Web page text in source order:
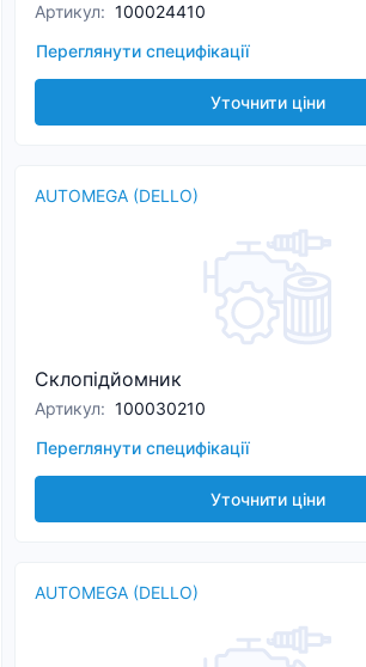
Артикул: 100024410
Переглянути специфікації
Уточнити ціни
AUTOMEGA (DELLO)
Склопідйомник
Артикул: 100030210
Переглянути специфікації
Уточнити ціни
AUTOMEGA (DELLO)